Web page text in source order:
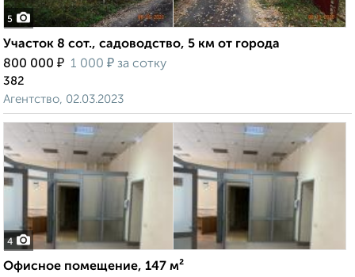
5
Участок 8 сот., садоводство, 5 км от города
800 000 ₽ 1 000 ₽ за сотку
382
Агентство, 02.03.2023
4
Офисное помещение, 147 м²